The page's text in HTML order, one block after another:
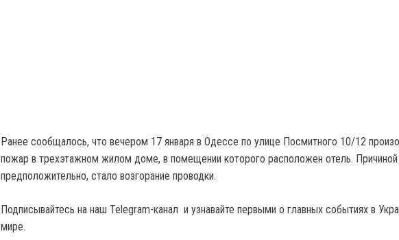
Ранее сообщалось, что вечером 17 января в Одессе по улице Посмитного 10/12
пожар в трехэтажном жилом доме, в помещении которого расположен отель.
предположительно, стало возгорание проводки.
Подписывайтесь на наш Telegram-канал и узнавайте первыми о главных событиях в
мире.